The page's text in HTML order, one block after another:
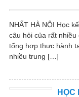
NHẤT HÀ NỘI Học
câu hỏi của rất
tổng hợp thực hành
nhiều trung […]
HỌC